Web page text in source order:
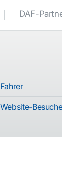
DAF-
Fahrer
Website-